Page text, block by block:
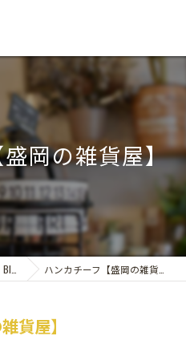
岡の雑貨屋】
Blog ハンカチーフ【盛岡の雑貨屋】
貨屋】